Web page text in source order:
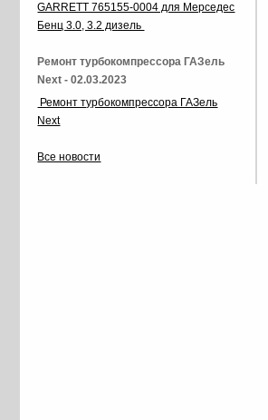
GARRETT 765155-0004 для Мерседес
Бенц 3.0, 3.2 дизель
Ремонт турбокомпрессора ГАЗель
Next - 02.03.2023
Ремонт турбокомпрессора ГАЗель
Next
Все новости